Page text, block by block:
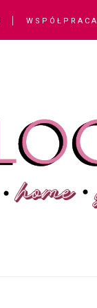
WSPÓŁPRACA